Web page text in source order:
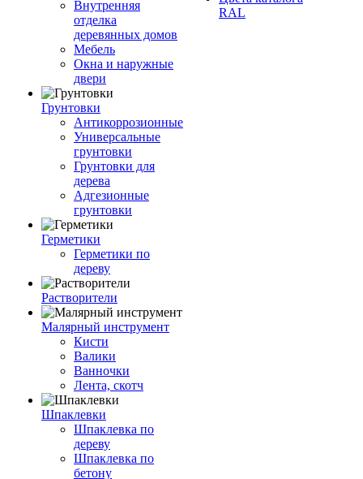
Внутренняя
отделка
деревянных домов
Мебель
Окна и наружные
двери
Грунтовки
Антикоррозионные
Универсальные
грунтовки
Грунтовки для
дерева
Адгезионные
грунтовки
Герметики
Герметики по
дереву
Растворители
Малярный инструмент
Кисти
Валики
Ванночки
Лента, скотч
Шпаклевки
Шпаклевка по
дереву
Шпаклевка по
бетону
RAL